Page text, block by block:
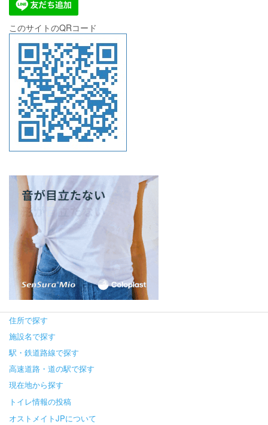
このサイトのQRコード
住所で探す
施設名で探す
駅・鉄道路線で探す
高速道路・道の駅で探す
現在地から探す
トイレ情報の投稿
オストメイトJPについて